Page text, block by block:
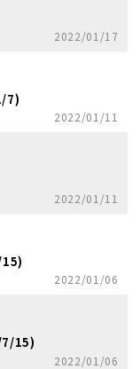
2022/01/17
7)
2022/01/11
2022/01/11
2022/01/06
7/15)
2022/01/06